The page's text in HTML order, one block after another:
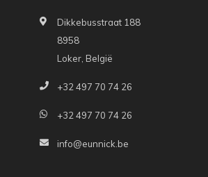
Dikkebusstraat 188
8958
Loker, België
+32 497 70 74 26
+32 497 70 74 26
info@eunnick.be